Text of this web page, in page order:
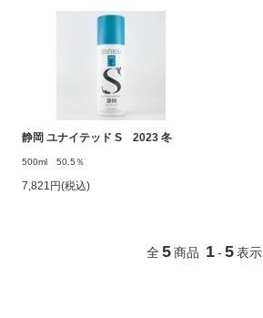
静岡 ユナイテッド S 2023 冬
500ml 50.5％
7,821円(税込)
全 5 商品 1 - 5 表示